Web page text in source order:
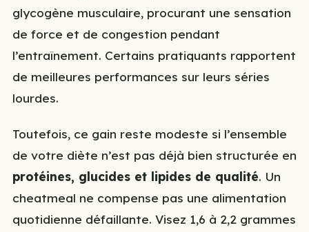
glycogène musculaire, procurant une sensation
de force et de congestion pendant
l’entraînement. Certains pratiquants rapportent
de meilleures performances sur leurs séries
lourdes.
Toutefois, ce gain reste modeste si l’ensemble
de votre diète n’est pas déjà bien structurée en
protéines, glucides et lipides de qualité. Un
cheatmeal ne compense pas une alimentation
quotidienne défaillante. Visez 1,6 à 2,2 grammes